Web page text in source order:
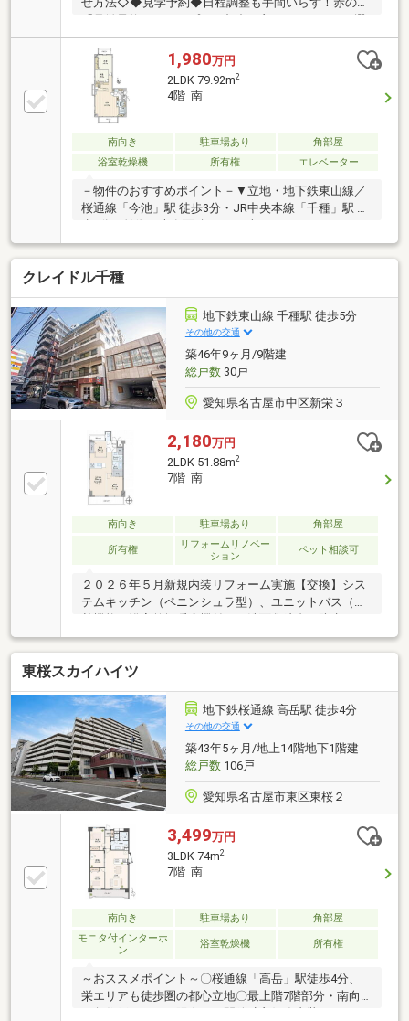
「見学予約」をタップ！ご都合の良いお日にちをお選
びください◆直接お電話 ◆電話番号：052-433-2088青
の「電話マーク」をタップ！◆資料請求 ◆オレンジの
「資料請求」をタップ！担当：鈴木
◇◇◇◇◇◇◇◇◇◇◇お客様にぴったりの物件
を エイブル 大須店◇◇◇◇◇◇◇◇◇◇◇
1,980万円
2LDK 79.92m2
4階 南
南向き 駐車場あり
角部屋
浴室乾燥機
所有権 エレベーター
－物件のおすすめポイント－▼立地・地下鉄東山線／
桜通線「今池」駅 徒歩3分・JR中央本線「千種」駅 徒
歩7分▼特徴・専有面積79.92平米の2LDK・コミュニケ
ーションを育むリビングスルー設計・作業動線が短い
L字型の対面式キッチンを採用・主寝室は約8.5帖の広
さ・全居室に収納スペース有、洋室約5.5帖にWICを設
置・玄関まわりがすっきり片付くSIC有▼設備・雨の
日のお洗濯に重宝する浴室乾燥機▼周辺環境・セブン
イレブン今池西店 徒歩1分(約80m)■ ご希望の住まい探
しをお手伝いします ━━━━━・・・物件の詳細・ご
相談はお気軽にお問い合わせください。
クレイドル千種
地下鉄東山線 千種駅 徒歩5分
その他の交通
築46年9ヶ月/9階建
総戸数30戸
愛知県名古屋市中区新栄３
2,180万円
2LDK 51.88m2
7階 南
南向き 駐車場あり 角部屋
所有権
リフォームリノベー
ション
ペット相談可
２０２６年５月新規内装リフォーム実施【交換】シス
テムキッチン（ペニンシュラ型）、ユニットバス（追
焚機能・浴室乾燥暖房機付）、洗面化粧台、防水パ
ン、温水洗浄便座付トイレ、Ｌｏｗ－Ｅ複層窓ガラス
（トイレを除く５箇所）【張替】壁クロス（全室）、
フロアタイル（全室）【その他】ＷＩＣ・ＳＩＣ新
設、レンジフード新設、照明新設、建具新設、給水
管・給湯管・排水管（一部）新設、ガス管増設、電気
設備・配線工事
東桜スカイハイツ
地下鉄桜通線 高岳駅 徒歩4分
その他の交通
築43年5ヶ月/地上14階地下1階建
総戸数106戸
愛知県名古屋市東区東桜２
3,499万円
3LDK 74m2
7階 南
南向き 駐車場あり
角部屋
モニタ付インターホ
ン
浴室乾燥機 所有権
～おススメポイント～〇桜通線「高岳」駅徒歩4分、
栄エリアも徒歩圏の都心立地〇最上階7階部分・南向
き角住戸につき、陽当り・開放感良好〇内装リフォー